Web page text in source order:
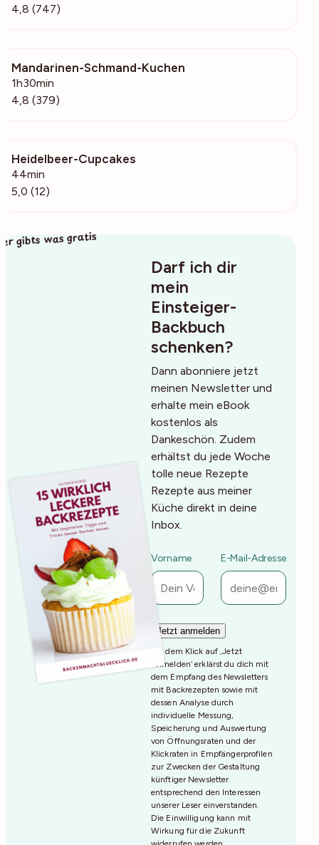
4,8 (747)
Mandarinen-Schmand-Kuchen
1h30min
4,8 (379)
Heidelbeer-Cupcakes
44min
5,0 (12)
Darf ich dir
mein
Einsteiger-
Backbuch
schenken?
Dann abonniere jetzt
meinen Newsletter und
erhalte mein eBook
kostenlos als
Dankeschön. Zudem
erhältst du jede Woche
tolle neue Rezepte
Rezepte aus meiner
Küche direkt in deine
Inbox.
Vorname E-Mail-Adresse
Mit dem Klick auf ‚Jetzt
Anmelden‘ erklärst du dich mit
dem Empfang des Newsletters
mit Backrezepten sowie mit
dessen Analyse durch
individuelle Messung,
Speicherung und Auswertung
von Öffnungsraten und der
Klickraten in Empfängerprofilen
zur Zwecken der Gestaltung
künftiger Newsletter
entsprechend den Interessen
unserer Leser einverstanden.
Die Einwilligung kann mit
Wirkung für die Zukunft
gibts was gratis